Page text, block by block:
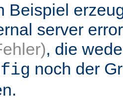
Beispiel
server
, die
noch der